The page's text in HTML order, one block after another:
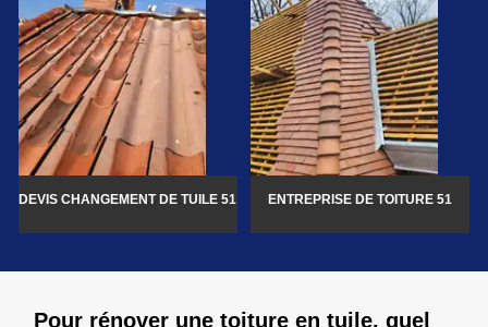
DEVIS CHANGEMENT DE TUILE 51 ENTREPRISE DE TOITURE 51
Pour rénover une toiture en tuile, quel